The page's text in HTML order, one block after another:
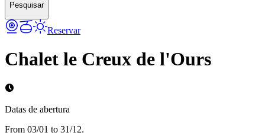
Pesquisar
Reservar
Chalet le Creux de l'Ours
Datas de abertura
From 03/01 to 31/12.